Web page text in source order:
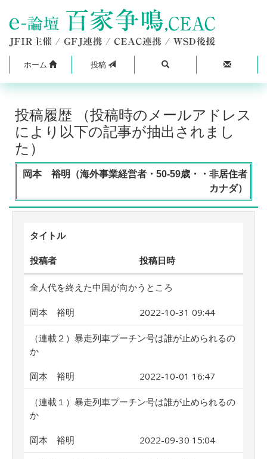
ホーム 投稿
投稿履歴 （投稿時のメールアドレス
により以下の記事が抽出されまし
た）
岡本 裕明（海外事業経営者・50-59歳・・非居住者
カナダ）
タイトル
投稿者 投稿日時
全人代を終えた中国が向かうところ
岡本 裕明 2022-10-31 09:44
（連載２）暴走列車プーチン号は誰が止められるの
か
岡本 裕明 2022-10-01 16:47
（連載１）暴走列車プーチン号は誰が止められるの
か
岡本 裕明 2022-09-30 15:04